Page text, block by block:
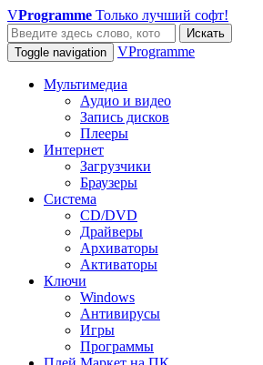
VProgramme Только лучший софт!
Искать
Toggle navigation
VProgramme
Мультимедиа
Аудио и видео
Запись дисков
Плееры
Интернет
Загрузчики
Браузеры
Система
CD/DVD
Драйверы
Архиваторы
Активаторы
Ключи
Windows
Антивирусы
Игры
Программы